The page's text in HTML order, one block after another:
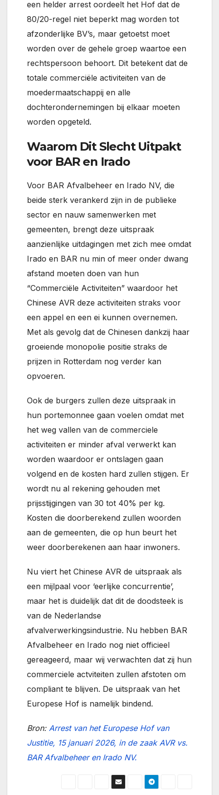
een helder arrest oordeelt het Hof dat de
80/20-regel niet beperkt mag worden tot
afzonderlijke BV’s, maar getoetst moet
worden over de gehele groep waartoe een
rechtspersoon behoort. Dit betekent dat de
totale commerciële activiteiten van de
moedermaatschappij en alle
dochterondernemingen bij elkaar moeten
worden opgeteld.
Waarom Dit Slecht Uitpakt
voor BAR en Irado
Voor BAR Afvalbeheer en Irado NV, die
beide sterk verankerd zijn in de publieke
sector en nauw samenwerken met
gemeenten, brengt deze uitspraak
aanzienlijke uitdagingen met zich mee omdat
Irado en BAR nu min of meer onder dwang
afstand moeten doen van hun
“Commerciële Activiteiten” waardoor het
Chinese AVR deze activiteiten straks voor
een appel en een ei kunnen overnemen.
Met als gevolg dat de Chinesen dankzij haar
groeiende monopolie positie straks de
prijzen in Rotterdam nog verder kan
opvoeren.
Ook de burgers zullen deze uitspraak in
hun portemonnee gaan voelen omdat met
het weg vallen van de commerciele
activiteiten er minder afval verwerkt kan
worden waardoor er ontslagen gaan
volgend en de kosten hard zullen stijgen. Er
wordt nu al rekening gehouden met
prijsstijgingen van 30 tot 40% per kg.
Kosten die doorberekend zullen woorden
aan de gemeenten, die op hun beurt het
weer doorberekenen aan haar inwoners.
Nu viert het Chinese AVR de uitspraak als
een mijlpaal voor ‘eerlijke concurrentie’,
maar het is duidelijk dat dit de doodsteek is
van de Nederlandse
afvalverwerkingsindustrie. Nu hebben BAR
Afvalbeheer en Irado nog niet officieel
gereageerd, maar wij verwachten dat zij hun
commerciele actviteiten zullen afstoten om
compliant te blijven. De uitspraak van het
Europese Hof is namelijk bindend.
Bron: Arrest van het Europese Hof van
Justitie, 15 januari 2026, in de zaak AVR vs.
BAR Afvalbeheer en Irado NV.